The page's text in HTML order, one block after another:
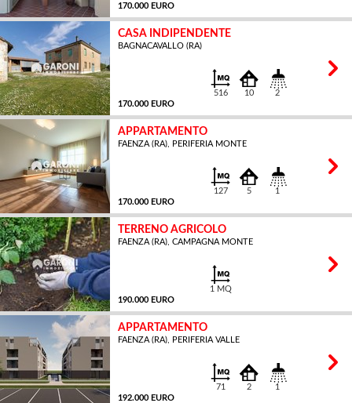
170.000 EURO
CASA INDIPENDENTE
BAGNACAVALLO (RA)
170.000 EURO
516 10 2
APPARTAMENTO
FAENZA (RA), PERIFERIA MONTE
170.000 EURO
127 5 1
TERRENO AGRICOLO
FAENZA (RA), CAMPAGNA MONTE
190.000 EURO
1 MQ
APPARTAMENTO
FAENZA (RA), PERIFERIA VALLE
192.000 EURO
71 2 1